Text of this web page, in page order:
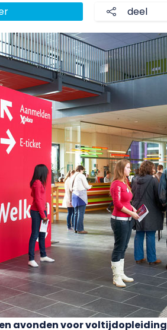
deel
avonden voor